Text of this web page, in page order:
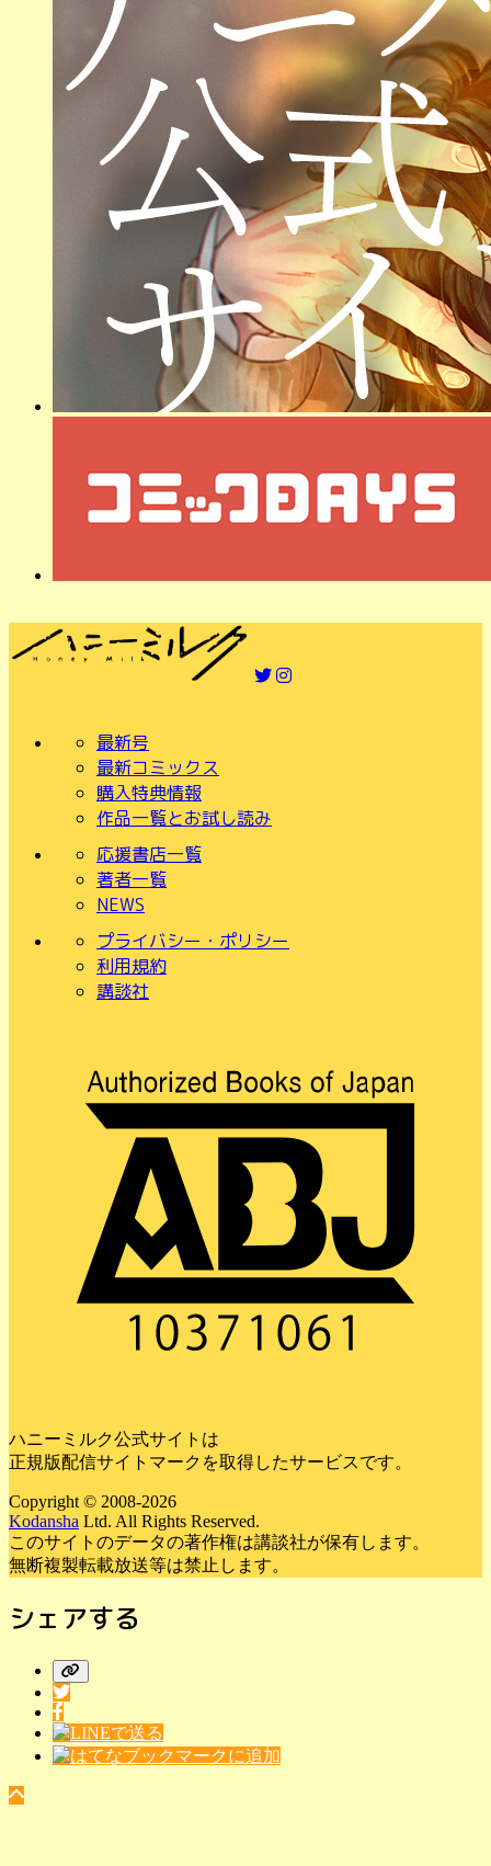
最新号
最新コミックス
購入特典情報
作品一覧とお試し読み
応援書店一覧
著者一覧
NEWS
プライバシー・ポリシー
利用規約
講談社
ハニーミルク公式サイトは
正規版配信サイトマークを取得したサービスです。
Copyright © 2008-2026
Kodansha Ltd. All Rights Reserved.
このサイトのデータの著作権は講談社が保有します。
無断複製転載放送等は禁止します。
シェアする